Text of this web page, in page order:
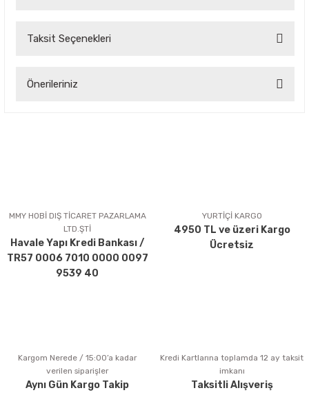
Taksit Seçenekleri
Önerileriniz
Ürün açıklamasında eksik bilgiler bulunuyor.
Ürün bilgilerinde hatalar bulunuyor.
Ürün fiyatı diğer sitelerden daha pahalı.
Bu ürüne benzer farklı alternatifler olmalı.
Gönder
MMY HOBİ DIŞ TİCARET PAZARLAMA
LTD.ŞTİ
Havale Yapı Kredi Bankası /
TR57 0006 7010 0000 0097
9539 40
YURTİÇİ KARGO
4950 TL ve üzeri Kargo
Ücretsiz
Kargom Nerede / 15:00’a kadar
verilen siparişler
Aynı Gün Kargo Takip
Kredi Kartlarına toplamda 12 ay taksit
imkanı
Taksitli Alışveriş